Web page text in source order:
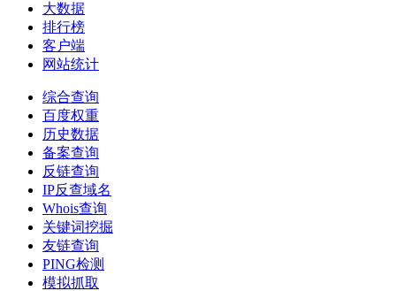
大数据
排行榜
客户端
网站统计
综合查询
百度权重
历史数据
备案查询
反链查询
IP反查域名
Whois查询
关键词挖掘
友链查询
PING检测
模拟抓取